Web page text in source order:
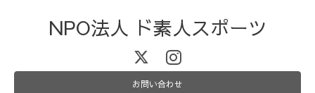
NPO法人 ド素人スポーツ
お問い合わせ